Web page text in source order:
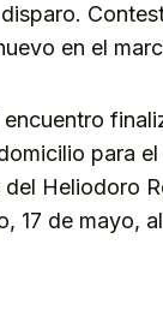
en el
para
Heliodoro
17 de mayo,